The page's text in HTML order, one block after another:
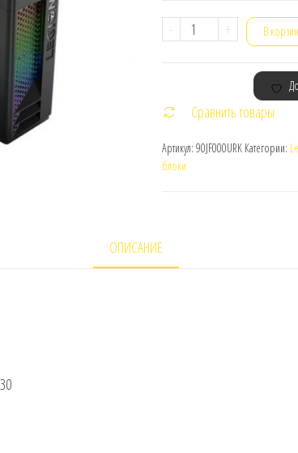
-
Количество
Lenovo
Legion
T730-
+ В
Сравнить товары
Артикул: 90JF000URK Категории:
блоки
ОПИСАНИЕ